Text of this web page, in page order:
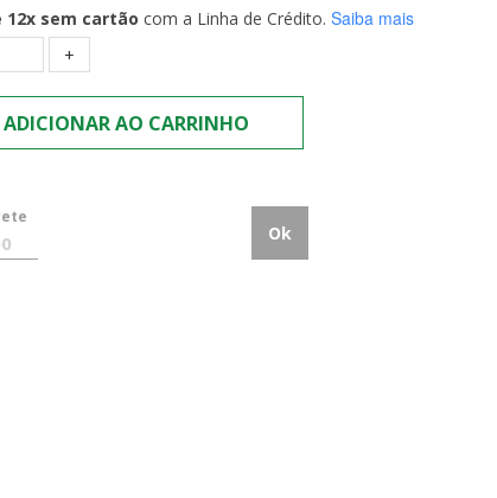
12x sem cartão com a Linha de Crédito. Saiba mais
ADICIONAR AO CARRINHO
Ok